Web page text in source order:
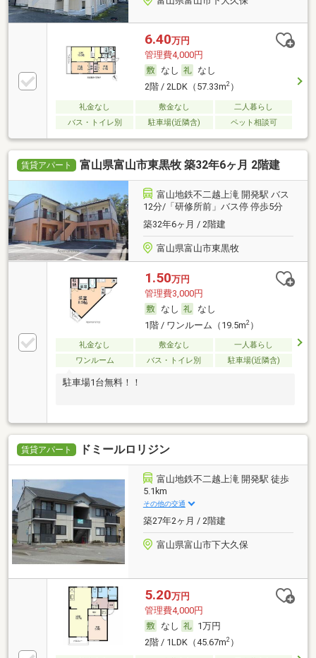
6.40万円
管理費4,000円
なし
なし
2階 / 2LDK（57.33m2）
礼金なし 敷金なし
二人暮らし
バス・トイレ別
駐車場(近隣含) ペット相談可
賃貸アパート 富山県富山市東黒牧 築32年6ヶ月 2階建
富山地鉄不二越上滝 開発駅 バス
12分/「研修所前」バス停 停歩5分
築32年6ヶ月 / 2階建
富山県富山市東黒牧
1.50万円
管理費3,000円
なし
なし
1階 / ワンルーム（19.5m2）
礼金なし 敷金なし
一人暮らし
ワンルーム
バス・トイレ別 駐車場(近隣含)
駐車場1台無料！！
賃貸アパート ドミールロリジン
富山地鉄不二越上滝 開発駅 徒歩
5.1km
その他の交通
築27年2ヶ月 / 2階建
富山県富山市下大久保
5.20万円
管理費4,000円
なし
1万円
2階 / 1LDK（45.67m2）